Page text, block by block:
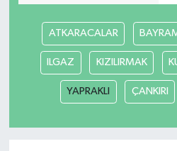
ATKARACALAR
ILGAZ KIZILIRMAK
YAPRAKLI ÇANKIRI